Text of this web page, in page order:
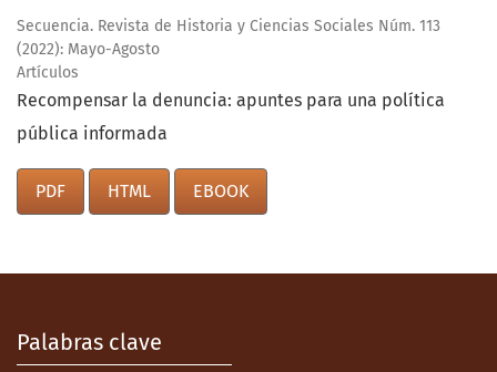
Secuencia. Revista de Historia y Ciencias Sociales Núm. 113
(2022): Mayo-Agosto
Artículos
Recompensar la denuncia: apuntes para una política
pública informada
PDF HTML EBOOK
Palabras clave